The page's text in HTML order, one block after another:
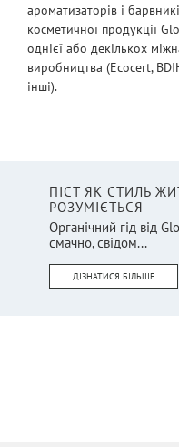
ароматизаторів і
косметичної продукції
однієї або декількох
виробництва (Ecocert,
інші).
ПІСТ ЯК СТИЛЬ
РОЗУМІЄТЬСЯ
Органічний гід від
смачно, свідом...
ДІЗНАТИСЯ БІЛЬШЕ